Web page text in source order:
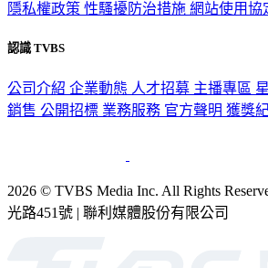
隱私權政策 性騷擾防治措施 網站使用協
認識 TVBS
公司介紹 企業動態 人才招募 主播專區
銷售 公開招標 業務服務 官方聲明 獲獎
2026 © TVBS Media Inc. All Rights
光路451號 | 聯利媒體股份有限公司